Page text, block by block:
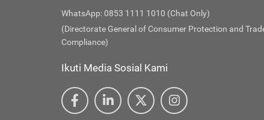
WhatsApp: 0853 1111 1010 (Chat Only)
(Directorate General of Consumer Protection and
Compliance)
Ikuti Media Sosial Kami